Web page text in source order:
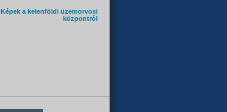
Képek a kelenföldi üzemorvosi
központról